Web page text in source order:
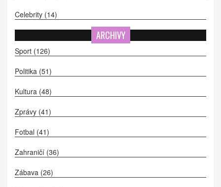
Celebrity (14)
ARCHIVY
Sport (126)
Politika (51)
Kultura (48)
Zprávy (41)
Fotbal (41)
Zahraničí (36)
Zábava (26)